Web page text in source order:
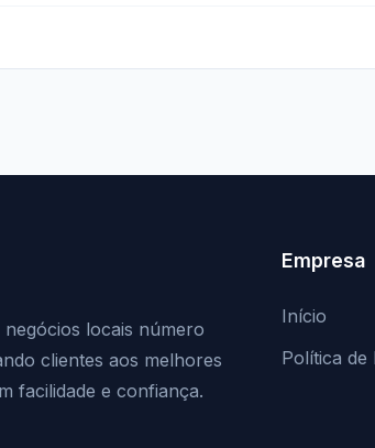
locais número
clientes aos melhores
facilidade e confiança.
Empresa
Início
Política de